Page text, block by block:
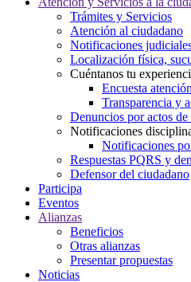
Trámites y Servicios
Atención al ciudadano
Notificaciones
Localización física,
Cuéntanos tu
Encuesta
Transparencia y
Denuncios por actos
Notificaciones
Notificaciones
Respuestas PQRS y
Defensor del ciudadano
Participa
Eventos
Alianzas
Beneficios
Otras alianzas
Presentar propuestas
Noticias